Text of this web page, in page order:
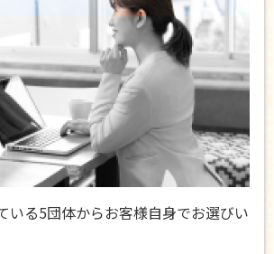
いる5団体からお客様自身でお選びい